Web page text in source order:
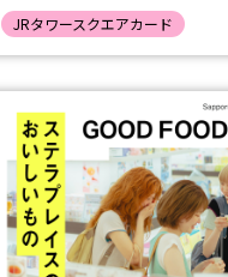
JRタワースクエアカード